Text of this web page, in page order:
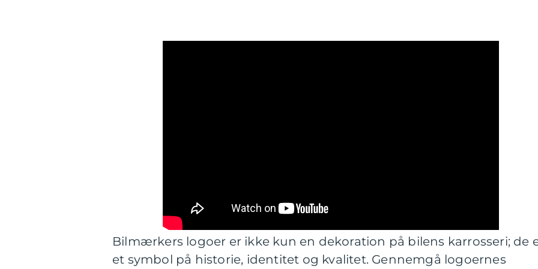
Bilmærkers logoer er ikke kun en dekoration på bilens karrosseri; de
et symbol på historie, identitet og kvalitet. Gennemgå logoernes